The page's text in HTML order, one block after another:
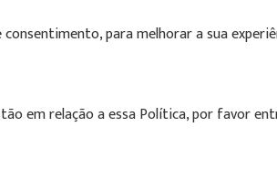
para melhorar a sua
em relação a essa Política, por favor